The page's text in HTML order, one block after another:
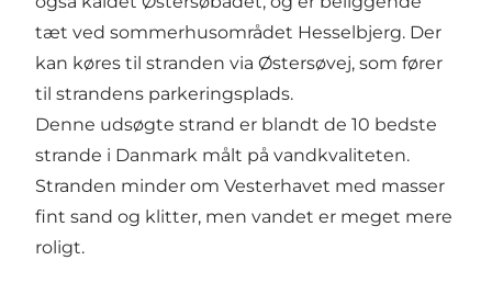
tæt ved sommerhusområdet Hesselbjerg. Der
kan køres til stranden via Østersøvej, som fører
til strandens parkeringsplads.
Denne udsøgte strand er blandt de 10 bedste
strande i Danmark målt på vandkvaliteten.
Stranden minder om Vesterhavet med masser
fint sand og klitter, men vandet er meget mere
roligt.